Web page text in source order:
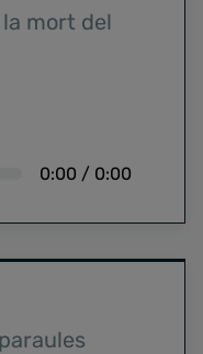
mort del
0:00 / 0:00